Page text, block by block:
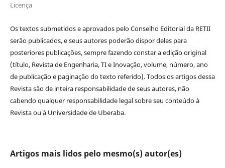
Licença
Os textos submetidos e aprovados pelo Conselho Editorial da RETII
serão publicados, e seus autores poderão dispor deles para
posteriores publicações, sempre fazendo constar a edição original
(título, Revista de Engenharia, TI e Inovação, volume, número, ano
de publicação e paginação do texto referido). Todos os artigos dessa
Revista são de inteira responsabilidade de seus autores, não
cabendo qualquer responsabilidade legal sobre seu conteúdo à
Revista ou à Universidade de Uberaba.
Artigos mais lidos pelo mesmo(s) autor(es)